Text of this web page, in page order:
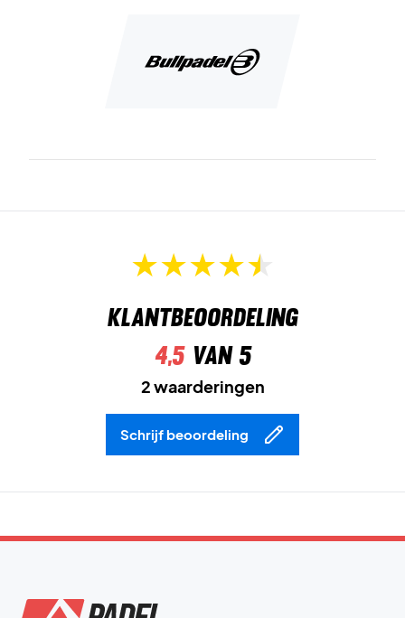
technologieën die je het gemakkelijker en comfortabeler
Klantbeoordeling
4,5van 5
2 waarderingen
Schrijf beoordeling